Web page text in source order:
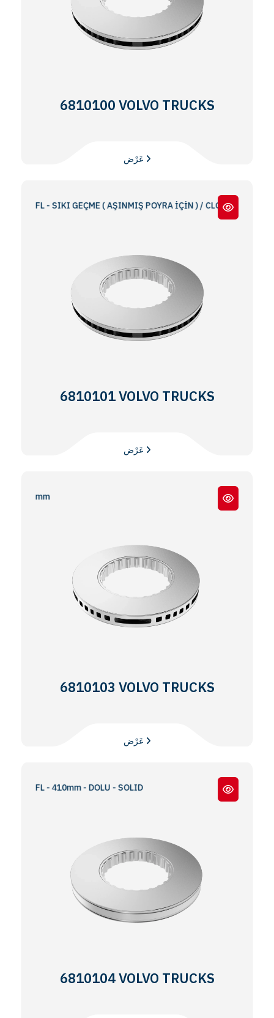
6810100 VOLVO TRUCKS
FL - SIKI GEÇME ( AŞINMIŞ POYRA İÇİN ) / CLOSE FIT (FOR
6810101 VOLVO TRUCKS
FH 12 / FH16 / FM -12 /
6810103 VOLVO TRUCKS
FL - 410mm - DOLU - SOLID
6810104 VOLVO TRUCKS